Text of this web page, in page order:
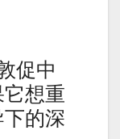
促中
想重
的深